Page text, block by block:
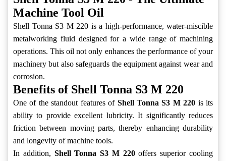
Machine Tool Oil
Shell Tonna S3 M 220 is a high-performance, water-miscible
metalworking fluid designed for a wide range of machining
operations. This oil not only enhances the performance of your
machinery but also safeguards the equipment against wear and
corrosion.
Benefits of Shell Tonna S3 M 220
One of the standout features of Shell Tonna S3 M 220 is its
ability to provide excellent lubricity. It significantly reduces
friction between moving parts, thereby enhancing durability
and longevity of machine tools.
In addition, Shell Tonna S3 M 220offers superior cooling